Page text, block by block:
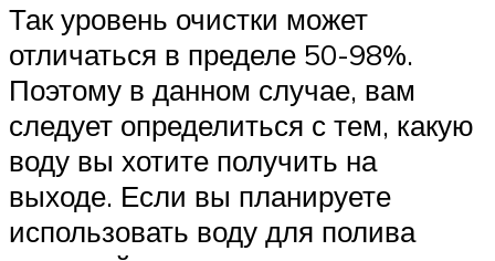
Так уровень очистки может
отличаться в пределе 50-98%.
Поэтому в данном случае, вам
следует определиться с тем, какую
воду вы хотите получить на
выходе. Если вы планируете
использовать воду для полива